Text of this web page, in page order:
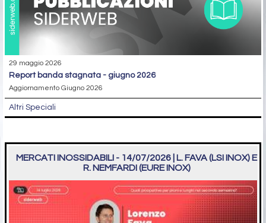
29 maggio 2026
report banda stagnata - giugno 2026
Aggiornamento Giugno 2026
Altri Speciali
MERCATI INOSSIDABILI - 14/07/2026 | L. FAVA (LSI INOX) E
R. NEMFARDI (EURE INOX)